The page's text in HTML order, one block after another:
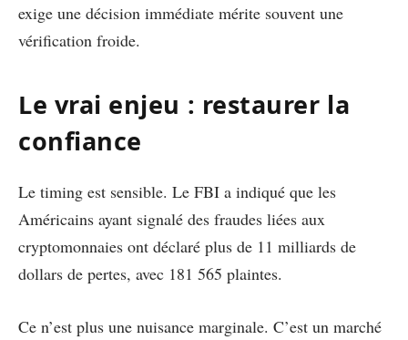
exige une décision immédiate mérite souvent une
vérification froide.
Le vrai enjeu : restaurer la
confiance
Le timing est sensible. Le FBI a indiqué que les
Américains ayant signalé des fraudes liées aux
cryptomonnaies ont déclaré plus de 11 milliards de
dollars de pertes, avec 181 565 plaintes.
Ce n’est plus une nuisance marginale. C’est un marché